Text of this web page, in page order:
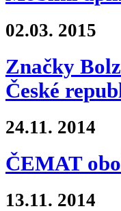
02.03. 2015
Značky
České
24.11. 2014
ČEMAT
13.11. 2014